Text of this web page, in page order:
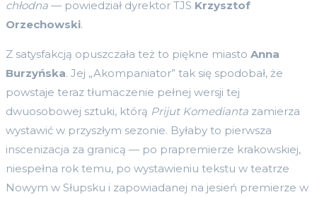
chłodna — powiedział dyrektor TJS Krzysztof
Orzechowski.
Z satysfakcją opuszczała też to piękne miasto Anna
Burzyńska. Jej „Akompaniator” tak się spodobał, że
powstaje teraz tłumaczenie pełnej wersji tej
dwuosobowej sztuki, którą Prijut Komedianta zamierza
wystawić w przyszłym sezonie. Byłaby to pierwsza
inscenizacja za granicą — po prapremierze krakowskiej,
niespełna rok temu, po wystawieniu tekstu w teatrze
Nowym w Słupsku i zapowiadanej na jesień premierze w